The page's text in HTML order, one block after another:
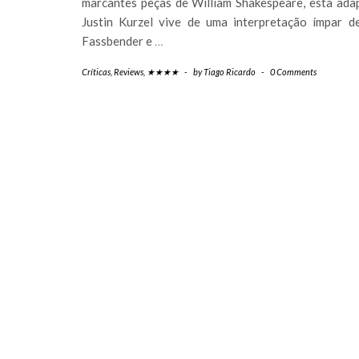
Justin Kurzel vive de uma interpretação ímpar
Fassbender e …
Críticas Reviews ★★★★ - byTiago Ricardo - 0 Comments